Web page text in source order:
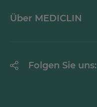
Über MEDICLIN
Folgen Sie uns: